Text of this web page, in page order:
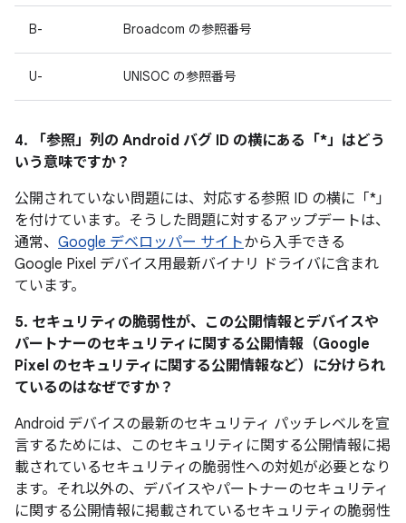
B- Broadcom の参照番号
U- UNISOC の参照番号
4. 「参照」 列の Android バグ ID の横にある「*」はどう
いう意味ですか？
公開されていない問題には、対応する参照 ID の横に「*」
を付けています。そうした問題に対するアップデートは、
通常、 Google デベロッパー サイトから入手できる
Google Pixel デバイス用最新バイナリ ドライバに含まれ
ています。
5. セキュリティの脆弱性が、この公開情報とデバイスや
パートナーのセキュリティに関する公開情報（Google
Pixel のセキュリティに関する公開情報など）に分けられ
ているのはなぜですか？
Android デバイスの最新のセキュリティ パッチレベルを宣
言するためには、このセキュリティに関する公開情報に掲
載されているセキュリティの脆弱性への対処が必要となり
ます。それ以外の、デバイスやパートナーのセキュリティ
に関する公開情報に掲載されているセキュリティの脆弱性